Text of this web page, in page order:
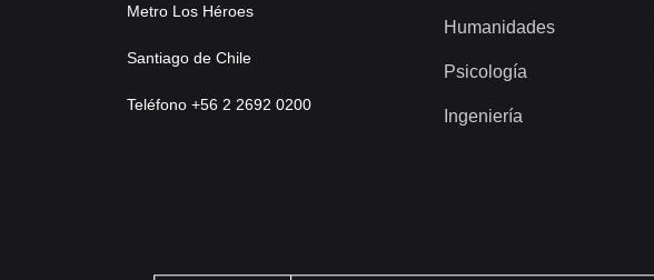
Metro Los Héroes
Santiago de Chile
Teléfono +56 2 2692 0200
Humanidades
Psicología
Ingeniería